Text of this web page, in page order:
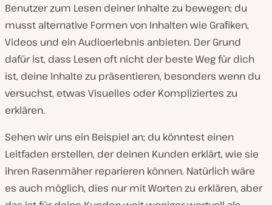
Benutzer zum Lesen deiner Inhalte zu bewegen; du
musst alternative Formen von Inhalten wie Grafiken,
Videos und ein Audioerlebnis anbieten. Der Grund
dafür ist, dass Lesen oft nicht der beste Weg für dich
ist, deine Inhalte zu präsentieren, besonders wenn du
versuchst, etwas Visuelles oder Kompliziertes zu
erklären.
Sehen wir uns ein Beispiel an; du könntest einen
Leitfaden erstellen, der deinen Kunden erklärt, wie sie
ihren Rasenmäher reparieren können. Natürlich wäre
es auch möglich, dies nur mit Worten zu erklären, aber